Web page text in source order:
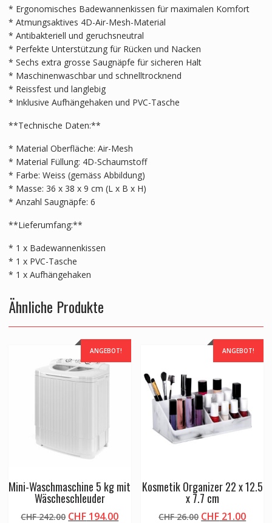
* Ergonomisches Badewannenkissen für maximalen Komfort
* Atmungsaktives 4D-Air-Mesh-Material
* Antibakteriell und geruchsneutral
* Perfekte Unterstützung für Rücken und Nacken
* Sechs extra grosse Saugnäpfe für sicheren Halt
* Maschinenwaschbar und schnelltrocknend
* Reissfest und langlebig
* Inklusive Aufhängehaken und PVC-Tasche
**Technische Daten:**
* Material Oberfläche: Air-Mesh
* Material Füllung: 4D-Schaumstoff
* Farbe: Weiss (gemäss Abbildung)
* Masse: 36 x 38 x 9 cm (L x B x H)
* Anzahl Saugnäpfe: 6
**Lieferumfang:**
* 1 x Badewannenkissen
* 1 x PVC-Tasche
* 1 x Aufhängehaken
Ähnliche Produkte
ANGEBOT!
Mini-Waschmaschine 5 kg mit
Wäscheschleuder
CHF242.00 Ursprünglicher
CHF 194.00Aktueller
ANGEBOT!
Kosmetik Organizer 22 x 12.5
x 7.7 cm
CHF26.00 Ursprünglicher
CHF 21.00